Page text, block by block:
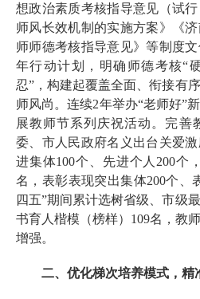
想政治素质考核指导意见（试
师风长效机制的实施方案》《
师师德考核指导意见》等制度
年行动计划，明确师德考核“
忍”，构建起覆盖全面、衔接有
师风尚。连续2年举办“老师好”
展教师节系列庆祝活动。完善
委、市人民政府名义出台关爱
进集体100个、先进个人200个
名，表彰表现突出集体200个、
四五”期间累计选树省级、市级
书育人楷模（榜样）109名，教
增强。
二、优化梯次培养模式，精